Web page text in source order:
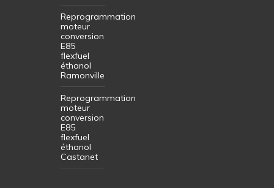
Reprogrammation
moteur
conversion
E85
flexfuel
éthanol
Ramonville
Reprogrammation
moteur
conversion
E85
flexfuel
éthanol
Castanet